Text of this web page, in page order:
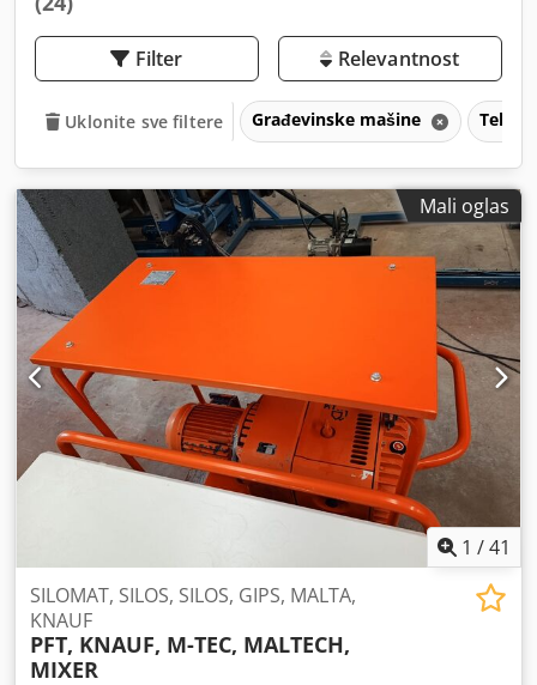
Filter Relevantnost
Uklonite sve filtere Građevinske mašine
Mali oglas
1 /41
SILOMAT, SILOS, SILOS, GIPS, MALTA,
KNAUF
PFT, KNAUF, M-TEC, MALTECH,
MIXER